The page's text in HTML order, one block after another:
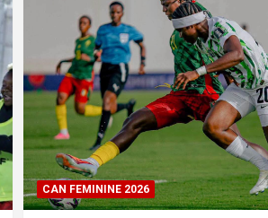
CAN FEMININE 2026